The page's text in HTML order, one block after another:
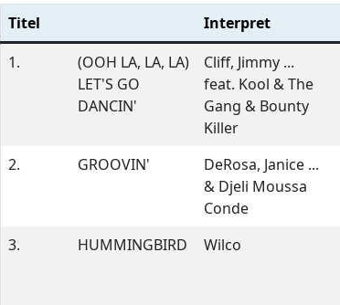
Titel Interpret
1.
(OOH LA, LA, LA)
LET'S GO
DANCIN'
Cliff, Jimmy ...
feat. Kool & The
Gang & Bounty
Killer
2. GROOVIN'
DeRosa, Janice ...
& Djeli Moussa
Conde
3. HUMMINGBIRD Wilco